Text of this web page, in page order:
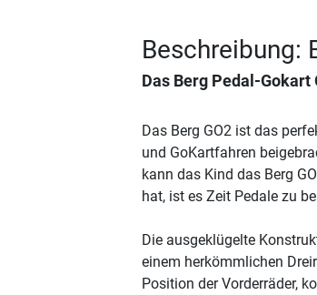
Beschreibung:
Das Berg Pedal-Gokart
Das Berg GO2 ist das
und GoKartfahren
kann das Kind das Berg
hat, ist es Zeit Pedale zu
Die ausgeklügelte
einem herkömmlichen
Position der Vorderräder,